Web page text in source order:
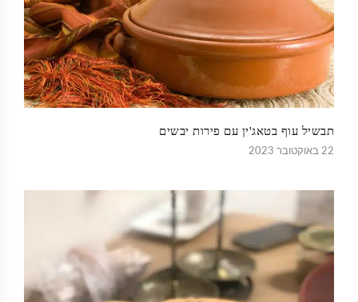
תבשיל עוף בטאג'ין עם פירות יבשים
22 באוקטובר 2023